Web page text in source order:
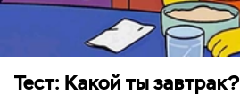
Тест: Какой ты завтрак?